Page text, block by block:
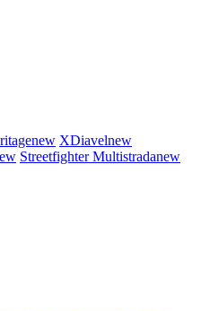
new XDiavelnew
StreetfighterMultistradanew